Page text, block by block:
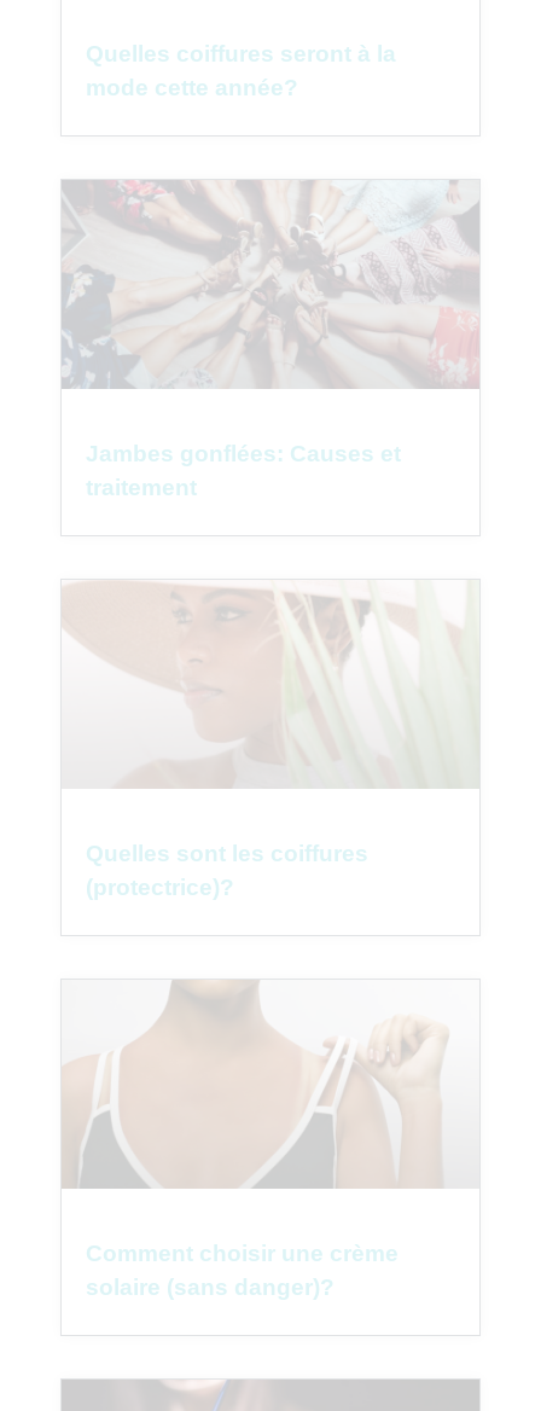
Quelles coiffures seront à la
mode cette année?
Jambes gonflées: Causes et
traitement
Quelles sont les coiffures
(protectrice)?
Comment choisir une crème
solaire (sans danger)?